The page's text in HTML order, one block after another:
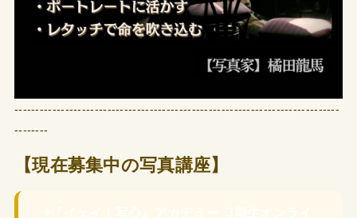
-----------------------------------------------------------------------------
--------
【現在募集中の写真講座】